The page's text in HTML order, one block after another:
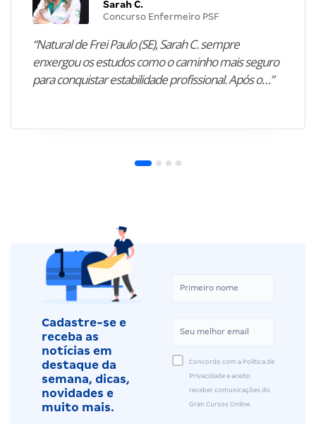
Sarah C.
Concurso Enfermeiro PSF
“Natural de Frei Paulo (SE), Sarah C. sempre
enxergou os estudos como o caminho mais seguro
para conquistar estabilidade profissional. Após o…”
Cadastre-se e
receba as
notícias em
destaque da
semana, dicas,
novidades e
muito mais.
Concordo com a Política de
Privacidade e aceito
receber comunicações do
Gran Cursos Online.